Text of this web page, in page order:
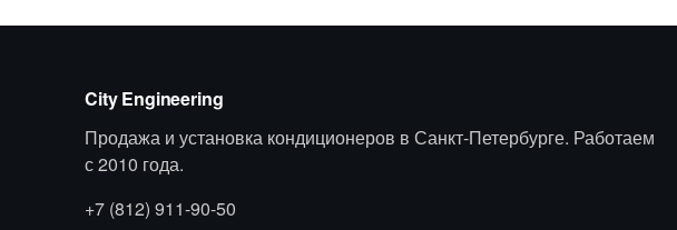
City Engineering
Продажа и установка кондиционеров в Санкт-Петербурге. Работаем
с 2010 года.
+7 (812) 911-90-50